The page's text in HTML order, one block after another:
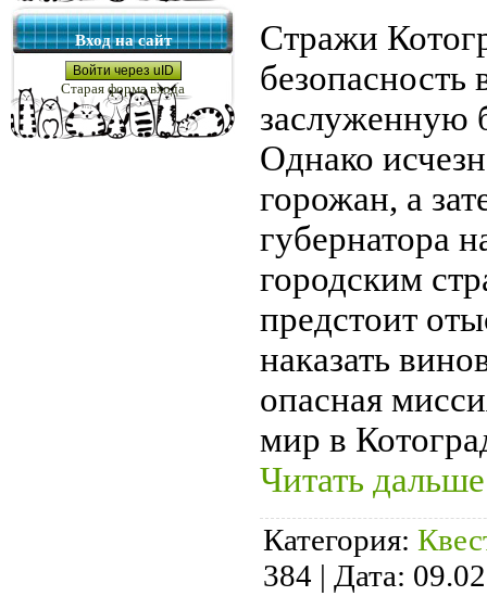
Вход на сайт
Войти через uID
Старая форма входа
Стражи
безопасность
заслуженную
Однако
горожан, а
губернатора
городским
предстоит
наказать
опасная
мир в
Читать
Категория:
384 | Дата: